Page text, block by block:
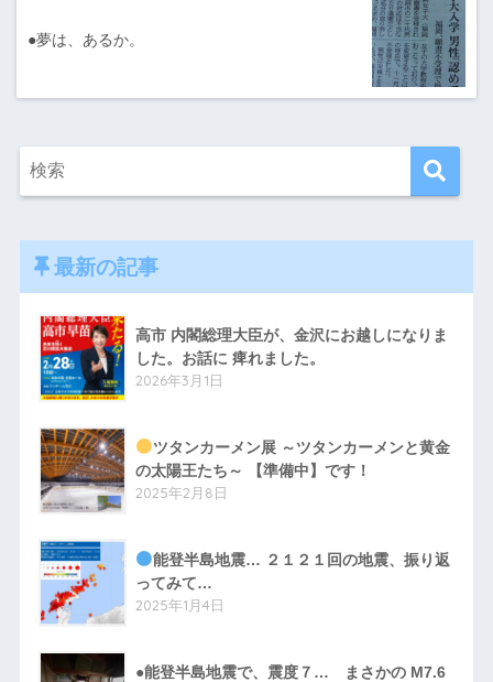
●夢は、あるか。
最新の記事
高市 内閣総理大臣が、金沢にお越しになりま
した。お話に 痺れました。
2026年3月1日
ツタンカーメン展 ～ツタンカーメンと黄金
の太陽王たち～ 【準備中】です！
2025年2月8日
能登半島地震… ２１２１回の地震、振り返
ってみて…
2025年1月4日
●能登半島地震で、震度７… まさかの M7.6